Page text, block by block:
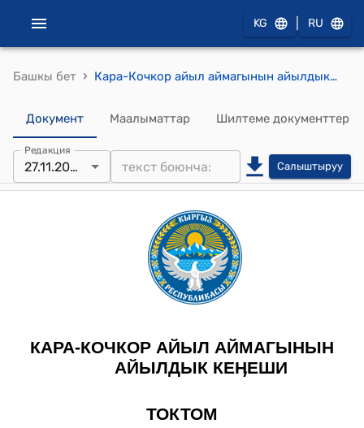
KG RU
Башкы бет › Кара-Кочкор айыл аймагынын айылдык кенешинин 2024-жылдын 27-ноябрындагы №1/10 Жийде айылындагы футбол аянтчасын куруу үчүн, Кара-Кочкор айыл өкмөтүнүн 2025-жылга карала турган бюджетинен өздүк салым үчүн, 551 000 (беш жүз элүү бир ) мин сом акча каражатын бөлүп берүү жөнүндө токтому
Документ Маалыматтар Шилтеме документтер
Редакция
27.11.2024 Салыштыруу